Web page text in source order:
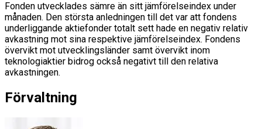
Fonden utvecklades sämre än sitt jämförelseindex under
månaden. Den största anledningen till det var att fondens
underliggande aktiefonder totalt sett hade en negativ relativ
avkastning mot sina respektive jämförelseindex. Fondens
övervikt mot utvecklingsländer samt övervikt inom
teknologiaktier bidrog också negativt till den relativa
avkastningen.
Förvaltning